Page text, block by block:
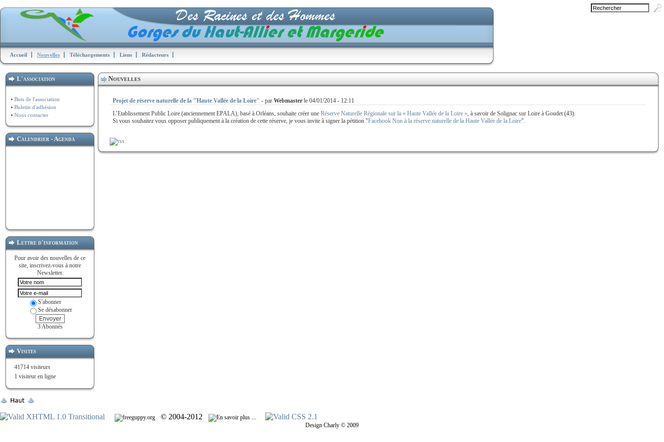
Accueil Nouvelles Téléchargements Liens Rédacteurs
L'association
• Buts de l'association
• Buletin d'adhésion
• Nous contacter
Calendrier - Agenda
Lettre d'information
Pour avoir des nouvelles de ce
site, inscrivez-vous à notre
Newsletter.
S'abonner
Se désabonner
Envoyer
3 Abonnés
Visites
41714 visiteurs
1 visiteur en ligne
Nouvelles
Projet de réserve naturelle de la "Haute Vallée de la Loire" - par Webmaster le 04/01/2014 - 12:11
L’Etablissement Public Loire (anciennement EPALA), basé à Orléans, souhaite créer une Réserve Naturelle Régionale sur la « Haute Vallée de la Loire », à savoir de Solignac sur Loire à Goudet (43).
Si vous souhaitez vous opposer publiquement à la création de cette réserve, je vous invite à signer la pétition "Facebook Non à la réserve naturelle de la Haute Vallée de la Loire".
© 2004-2012
Design Charly © 2009